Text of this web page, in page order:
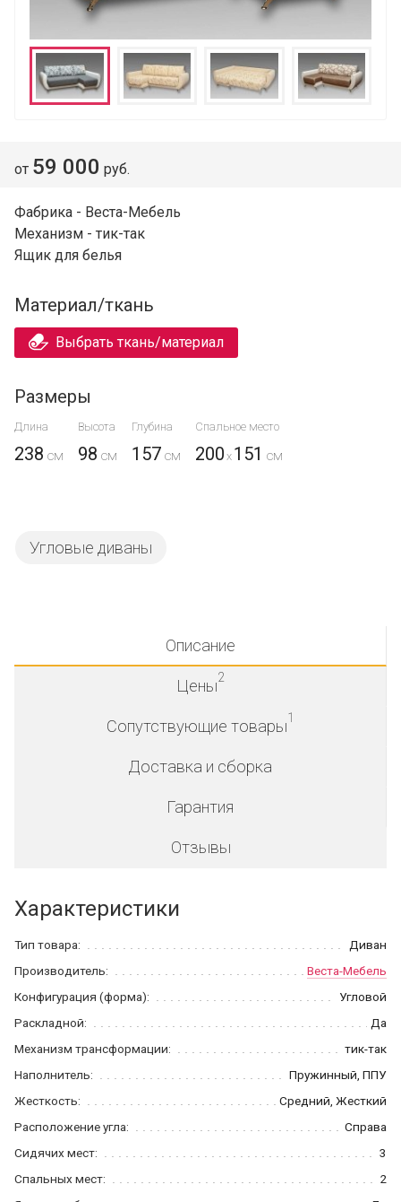
от 59 000 руб.
Фабрика - Веста-Мебель
Механизм - тик-так
Ящик для белья
Материал/ткань
Выбрать ткань/материал
Размеры
Длина Высота Глубина Спальное место
238 98 157 200 x 151
Угловые диваны
Описание
Цены2
Сопутствующие товары1
Доставка и сборка
Гарантия
Отзывы
Характеристики
Тип товара:
Диван
Производитель:
Веста-Мебель
Конфигурация (форма):
Угловой
Раскладной:
Да
Механизм трансформации:
тик-так
Наполнитель:
Пружинный, ППУ
Жесткость:
Средний, Жесткий
Расположение угла:
Справа
Сидячих мест:
3
Спальных мест:
2